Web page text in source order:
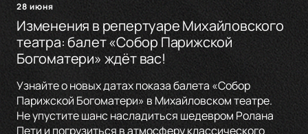
28 июня
Изменения в репертуаре Михайловского
театра: балет «Собор Парижской
Богоматери» ждёт вас!
Узнайте о новых датах показа балета «Собор
Парижской Богоматери» в Михайловском театре.
Не упустите шанс насладиться шедевром Ролана
Пети и погрузиться в атмосферу классического